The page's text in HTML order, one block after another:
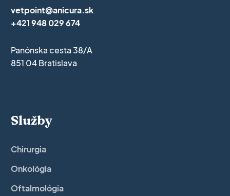
Panónska cesta 38/A
851 04 Bratislava
vetpoint@anicura.sk
+421 948 029 674
Služby
Chirurgia
Onkológia
Oftalmológia